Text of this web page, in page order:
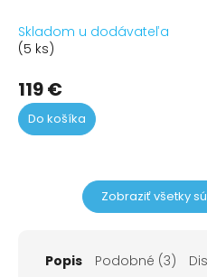
Skladom u dodávateľa
(5 ks)
119 €
Do košíka
Zobraziť všetky
Popis Podobné (3)